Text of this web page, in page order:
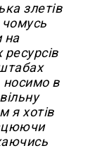
злетів
чомусь
на
носимо в
я хотів